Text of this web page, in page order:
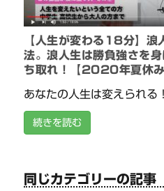
【人生が変わる18分】浪
法。浪人生は勝負強さを
ち取れ！【2020年夏休み
あなたの人生は変えられる
続きを読む
同じカテゴリーの記事